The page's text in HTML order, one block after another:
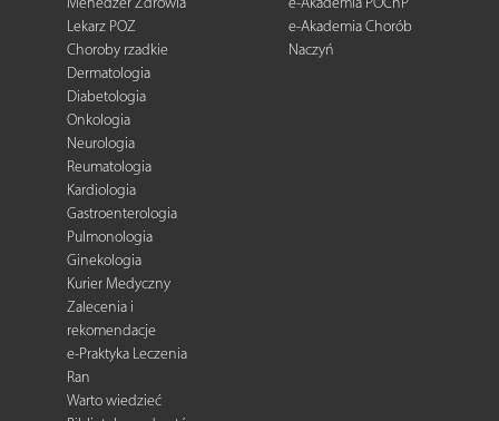
Lekarz POZ
Choroby rzadkie
Dermatologia
Diabetologia
Onkologia
Neurologia
Reumatologia
Kardiologia
Gastroenterologia
Pulmonologia
Ginekologia
Kurier Medyczny
Zalecenia i
rekomendacje
e-Praktyka Leczenia
Ran
Warto wiedzieć
e-Akademia Chorób
Naczyń